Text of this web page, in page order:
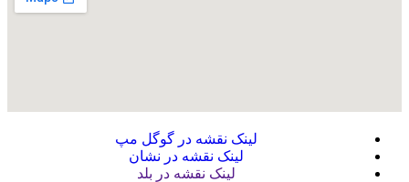
لینک نقشه در گوگل مپ
لینک نقشه در نشان
لینک نقشه در بلد